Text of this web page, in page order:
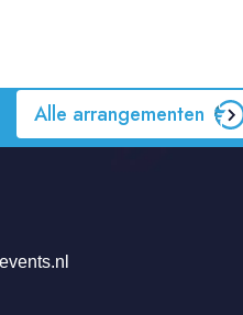
Alle arrangementen